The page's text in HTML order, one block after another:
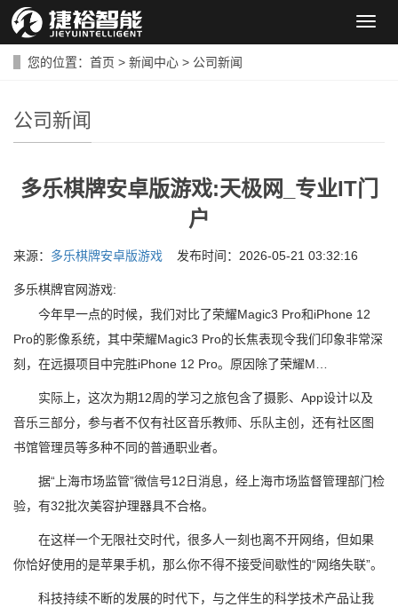
导
您的位置： 首页 > 新闻中心 > 公司新闻
公司新闻
多乐棋牌安卓版游戏:天极网_专业IT门
户
来源： 多乐棋牌安卓版游戏 发布时间：2026-05-21 03:32:16
多乐棋牌官网游戏:
今年早一点的时候，我们对比了荣耀Magic3 Pro和iPhone 12
Pro的影像系统，其中荣耀Magic3 Pro的长焦表现令我们印象非常深
刻，在远摄项目中完胜iPhone 12 Pro。原因除了荣耀M…
实际上，这次为期12周的学习之旅包含了摄影、App设计以及
音乐三部分，参与者不仅有社区音乐教师、乐队主创，还有社区图
书馆管理员等多种不同的普通职业者。
据“上海市场监管”微信号12日消息，经上海市场监督管理部门检
验，有32批次美容护理器具不合格。
在这样一个无限社交时代，很多人一刻也离不开网络，但如果
你恰好使用的是苹果手机，那么你不得不接受间歇性的“网络失联”。
科技持续不断的发展的时代下，与之伴生的科学技术产品让我